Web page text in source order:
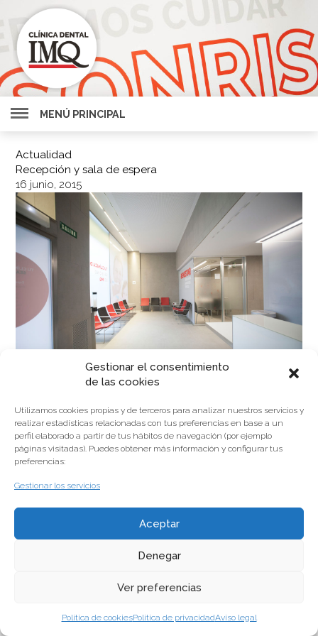
Gestionar el consentimiento
de las cookies
Utilizamos cookies propias y de terceros para analizar nuestros servicios y
realizar estadísticas relacionadas con tus preferencias en base a un
perfil elaborado a partir de tus hábitos de navegación (por ejemplo
páginas visitadas). Puedes obtener más información y configurar tus
preferencias:
Gestionar los servicios
Aceptar
Denegar
Ver preferencias
Política de cookiesPolítica de privacidadAviso legal
MENÚ PRINCIPAL
Actualidad
Recepción y sala de espera
16 junio, 2015
Vista de la recepción y sala de espera de la Clínica
Dental IMQ en Baja Navarra.
Política de privacidad